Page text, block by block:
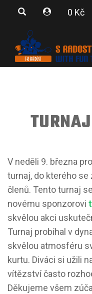
0 Kč
V neděli 9. března
turnaj, do kterého
členů. Tento turnaj
novému sponzorovi
skvělou akci
Turnaj probíhal v
skvělou atmosféru
kurtu. Diváci si užili
vítězství často
Děkujeme všem